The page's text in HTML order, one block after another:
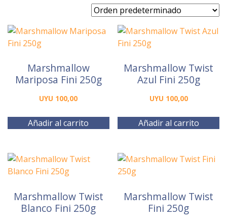
Marshmallow
Mariposa Fini 250g
UYU 100,00
Añadir al carrito
Marshmallow Twist
Azul Fini 250g
UYU 100,00
Añadir al carrito
Marshmallow Twist
Blanco Fini 250g
Marshmallow Twist
Fini 250g